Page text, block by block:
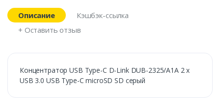
Описание
Кэшбэк-ссылка
+ Оставить отзыв
Концентратор USB Type-C D-Link DUB-2325/A1A 2 х
USB 3.0 USB Type-C microSD SD серый